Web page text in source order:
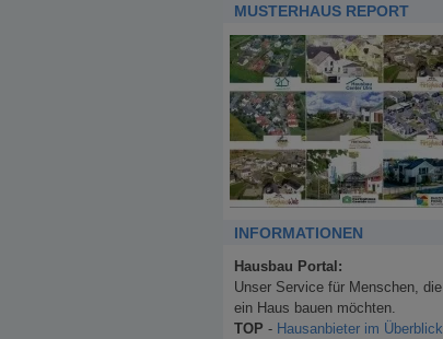
MUSTERHAUS REPORT
INFORMATIONEN
Hausbau Portal:
Unser Service für Menschen, die
ein Haus bauen möchten.
TOP - Hausanbieter im Überblick